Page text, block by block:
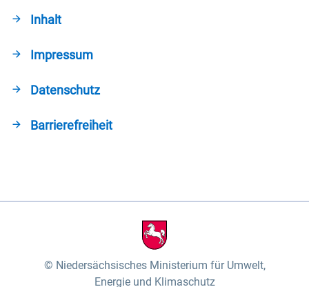
Inhalt
Impressum
Datenschutz
Barrierefreiheit
Niedersächsisches Ministerium für Umwelt,
Energie und Klimaschutz